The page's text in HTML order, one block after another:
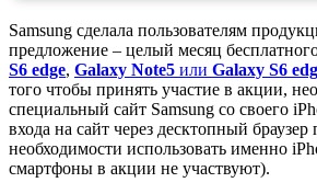
Samsung сделала пользователям
предложение – целый месяц
S6 edge, Galaxy Note5 или Galaxy S6
того чтобы принять участие в акции,
специальный сайт Samsung со своего
входа на сайт через десктопный
необходимости использовать именно
смартфоны в акции не участвуют).